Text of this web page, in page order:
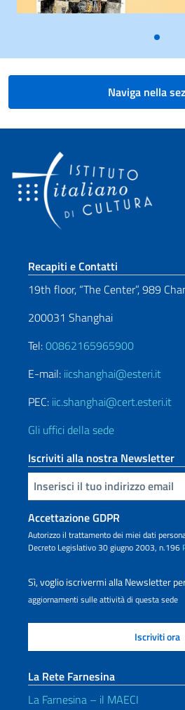
Naviga nella
Sezione footer
Recapiti e Contatti
19th floor, “The Center”, 989
200031 Shanghai
Tel:00862165965900
E-mail: iicshanghai@esteri.it
PEC: iic.shanghai@cert.esteri.it
Gli uffici della sede
Iscriviti alla nostra Newsletter
Inserisci la tua email
Accettazione GDPR
Autorizzo il trattamento dei miei dati
Decreto Legislativo 30 giugno 2003, n.196
Sì, voglio iscrivermi alla Newsletter
aggiornamenti sulle attività di questa sede
La Rete Farnesina
La Farnesina – il MAECI